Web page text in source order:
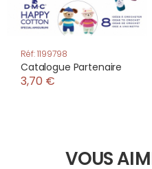
Réf: 1199798
Catalogue Partenaire
3,70 €
VOUS